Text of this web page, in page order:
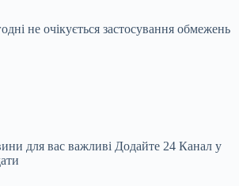
не очікується застосування обмежень
для вас важливі Додайте 24 Канал у